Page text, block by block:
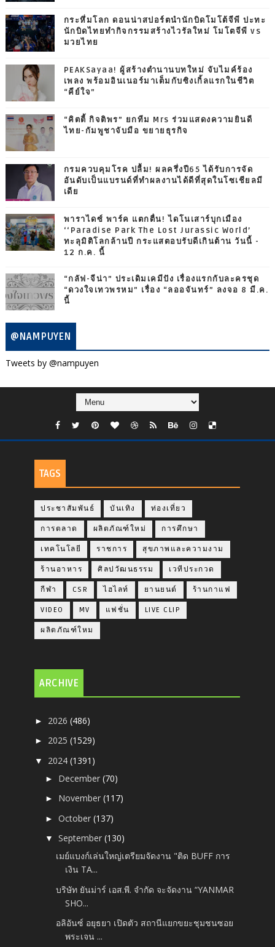
กระหึ่มโลก ดอนน่าสปอร์ตนำนักบิดโมโต้จีพี ปะทะ
นักบิดไทยทำกิจกรรมสร้างไวรัลใหม่ โมโตจีพี vs
มวยไทย
PEAKSayaa! ผู้สร้างตำนานบทใหม่ จับไมค์ร้อง
เพลง พร้อมอินเนอร์มาเต็มกับซิงเกิ้ลแรกในชีวิต
“คีย์ใจ”
“คิตตี้ กิจติพร” ยกทีม Mrs ร่วมแสดงความยินดี
ไทย-กัมพูชาจับมือ ขยายธุรกิจ
กรมควบคุมโรค ปลื้ม! ผลครึ่งปี65 ได้รับการจัด
อันดับเป็นแบรนด์ที่ทำผลงานได้ดีที่สุดในโซเชียลมี
เดีย
พาราไดซ์ พาร์ค แตกตื่น! ไดโนเสาร์บุกเมือง
‘‘Paradise Park The Lost Jurassic World’
ทะลุมิติโลกล้านปี กระแสตอบรับดีเกินต้าน วันนี้ -
12 ก.ค. นี้
“กลัฟ-จีน่า” ประเดิมเคมีปัง เรื่องแรกกับละครชุด
“ดวงใจเทวพรหม” เรื่อง “ลออจันทร์” ลงจอ 8 มี.ค.
นี้
@NAMPUYEN
Tweets by @nampuyen
TAGS
ประชาสัมพันธ์ บันเทิง ท่องเที่ยว
การตลาด ผลิตภัณฑ์ใหม่ การศึกษา
เทคโนโลยี ราชการ สุขภาพและความงาม
ร้านอาหาร ศิลปวัฒนธรรม เวทีประกวด
กีฬา CSR ไฮไลท์ ยานยนต์ ร้านกาแฟ
VIDEO MV แฟชั่น LIVE CLIP
ผลิตภัณฑ์ใหม
ARCHIVE
► 2026(486)
► 2025(1529)
▼ 2024(1391)
► December(70)
► November(117)
►October(137)
▼September(130)
เมย์แบงก์เล่นใหญ่เตรียมจัดงาน "ติด BUFF การ
เงิน TA...
บริษัท ยันม่าร์ เอส.พี. จำกัด จะจัดงาน “YANMAR
SHO...
อลิอันซ์ อยุธยา เปิดตัว สถานีแยกขยะชุมชนซอย
พระเจน ...